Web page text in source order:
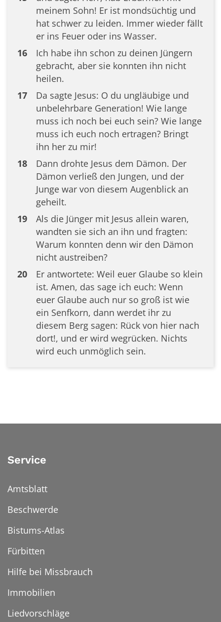
meinem Sohn! Er ist mondsüchtig und
hat schwer zu leiden. Immer wieder fällt
er ins Feuer oder ins Wasser.
16
Ich habe ihn schon zu deinen Jüngern
gebracht, aber sie konnten ihn nicht
heilen.
17
Da sagte Jesus: O du ungläubige und
unbelehrbare Generation! Wie lange
muss ich noch bei euch sein? Wie lange
muss ich euch noch ertragen? Bringt
ihn her zu mir!
18
Dann drohte Jesus dem Dämon. Der
Dämon verließ den Jungen, und der
Junge war von diesem Augenblick an
geheilt.
19
Als die Jünger mit Jesus allein waren,
wandten sie sich an ihn und fragten:
Warum konnten denn wir den Dämon
nicht austreiben?
20
Er antwortete: Weil euer Glaube so klein
ist. Amen, das sage ich euch: Wenn
euer Glaube auch nur so groß ist wie
ein Senfkorn, dann werdet ihr zu
diesem Berg sagen: Rück von hier nach
dort!, und er wird wegrücken. Nichts
wird euch unmöglich sein.
Service
Amtsblatt
Beschwerde
Bistums-Atlas
Fürbitten
Hilfe bei Missbrauch
Immobilien
Liedvorschläge